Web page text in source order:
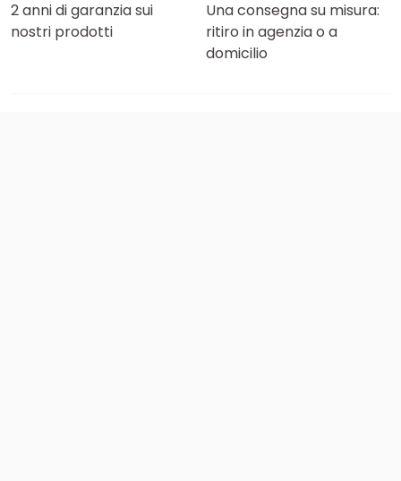
2 anni di garanzia sui
nostri prodotti
Una consegna su misura:
ritiro in agenzia o a
domicilio